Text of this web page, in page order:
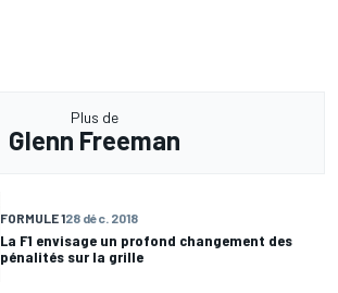
Plus de
Glenn Freeman
FORMULE 128 déc. 2018
La F1 envisage un profond changement des
pénalités sur la grille